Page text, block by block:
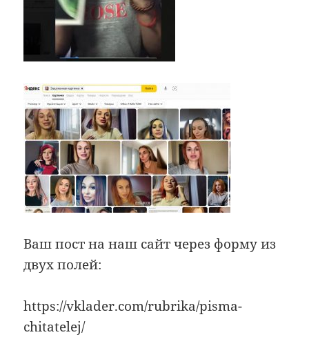
Ваш пост на наш сайт через форму из
двух полей:
https://vklader.com/rubrika/pisma-
chitatelej/